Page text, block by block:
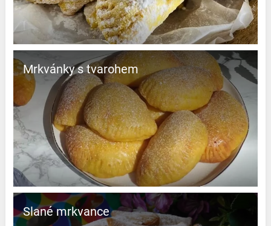
Mrkvánky s tvarohem
Slané mrkvance